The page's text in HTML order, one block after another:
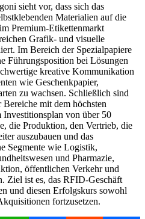
sieht vor, dass sich das
Materialien auf die
Premium-Etikettenmarkt
Grafik- und visuelle
Im Bereich der Spezialpapiere
Führungsposition bei Lösungen
kreative Kommunikation
wie Geschenkpapier,
zu wachsen. Schließlich sind
mit dem höchsten
Investitionsplan von über 50
die Produktion, den Vertrieb, die
auszubauen und das
Segmente wie Logistik,
und Pharmazie,
öffentlichen Verkehr und
Ziel ist es, das RFID-Geschäft
und diesen Erfolgskurs sowohl
fortzusetzen.